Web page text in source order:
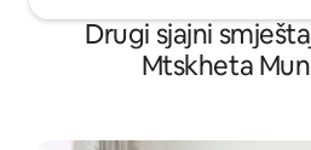
Drugi sjajni
Mtskheta